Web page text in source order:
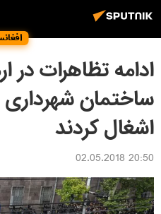
ادامه تظاهرات در
ساختمان شهرداری
اشغال کردند
20:50 02.05.2018